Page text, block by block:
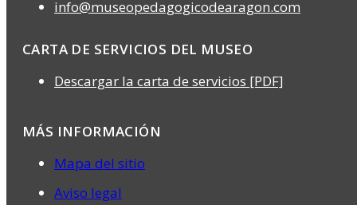
info@museopedagogicodearagon.com
CARTA DE SERVICIOS DEL MUSEO
Descargar la carta de servicios [PDF]
MÁS INFORMACIÓN
Mapa del sitio
Aviso legal